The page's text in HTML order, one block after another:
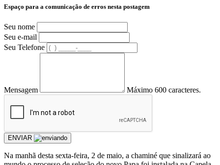
Espaço para a comunicação de erros nesta postagem
Seu nome
Seu e-mail
Seu Telefone
Mensagem Máximo 600 caracteres.
ENVIAR
Na manhã desta sexta-feira, 2 de maio, a chaminé que sinalizará ao